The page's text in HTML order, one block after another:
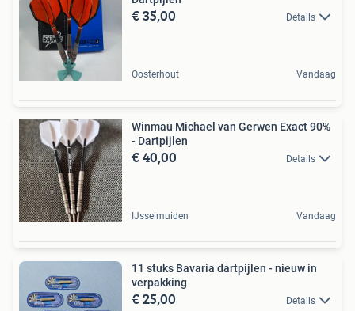
€ 35,00 Details
Oosterhout Vandaag
Winmau Michael van Gerwen Exact 90%
- Dartpijlen
€ 40,00 Details
IJsselmuiden Vandaag
11 stuks Bavaria dartpijlen - nieuw in
verpakking
€ 25,00 Details